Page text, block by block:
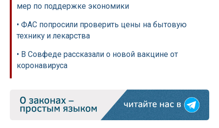
мер по поддержке экономики
• ФАС попросили проверить цены на бытовую
технику и лекарства
• В Совфеде рассказали о новой вакцине от
коронавируса